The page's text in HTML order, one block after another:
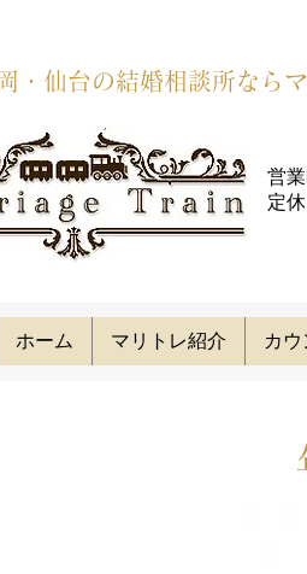
・仙台の結婚相談所なら
営
定
ホーム マリトレ紹介 カ